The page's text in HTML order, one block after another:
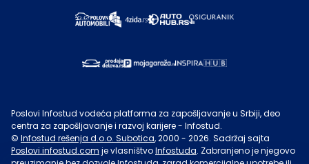
Poslovi Infostud vodeća platforma za zapošljavanje u Srbiji, deo
centra za zapošljavanje i razvoj karijere - Infostud.
© Infostud rešenja d.o.o. Subotica, 2000 - 2026. Sadržaj sajta
Poslovi.infostud.com je vlasništvoInfostuda. Zabranjeno je njegovo